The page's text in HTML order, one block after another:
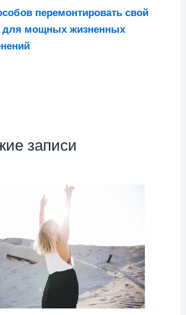
перемонтировать свой
для мощных жизненных
записи